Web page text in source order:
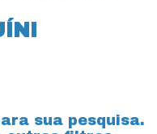
sua pesquisa.